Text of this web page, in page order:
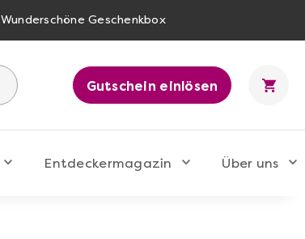
Wunderschöne Geschenkbox
Gutschein einlösen
Entdeckermagazin Über uns